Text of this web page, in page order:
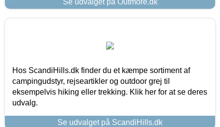
Hos ScandiHills.dk finder du et kæmpe sortiment af
campingudstyr, rejseartikler og outdoor grej til
eksempelvis hiking eller trekking. Klik her for at se deres
udvalg.
Se udvalget på ScandiHills.dk